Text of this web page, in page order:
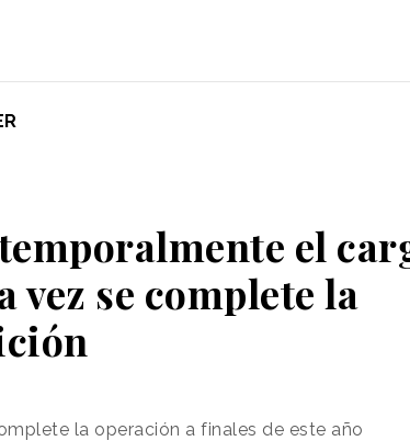
el
vez se complete la
la operación a finales de este año